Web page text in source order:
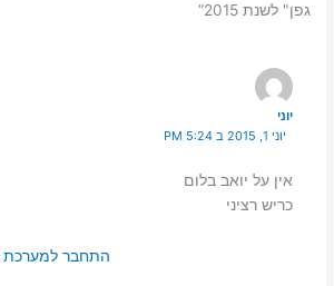
גפן" לשנת 2015”
יוני
יוני 1, 2015 ב 5:24 PM
אין על יואב בלום
כריש רציני
התחבר למערכת